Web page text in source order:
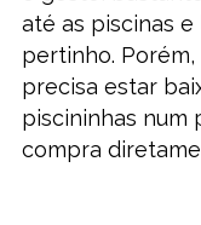
até as piscinas
pertinho.
precisa estar
piscininhas num
compra